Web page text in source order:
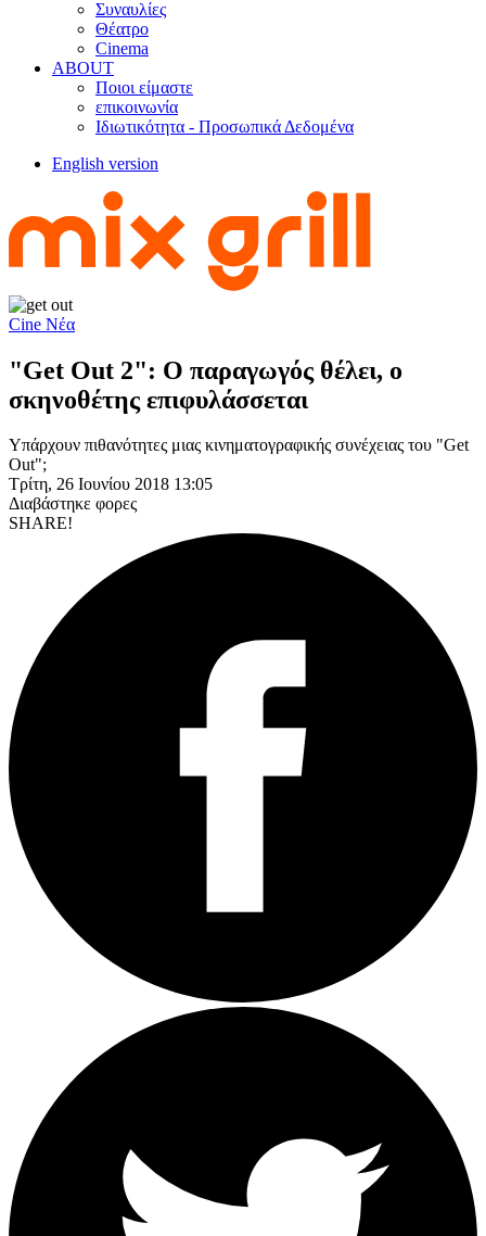
Συναυλίες
Θέατρο
Cinema
ABOUT
Ποιοι είμαστε
επικοινωνία
Ιδιωτικότητα - Προσωπικά Δεδομένα
English version
Cine Νέα
"Get Out 2": Ο παραγωγός θέλει, ο
σκηνοθέτης επιφυλάσσεται
Υπάρχουν πιθανότητες μιας κινηματογραφικής συνέχειας του "Get
Out";
Τρίτη, 26 Ιουνίου 2018 13:05
Διαβάστηκε φορες
SHARE!